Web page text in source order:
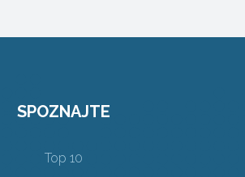
SPOZNAJTE
Top 10